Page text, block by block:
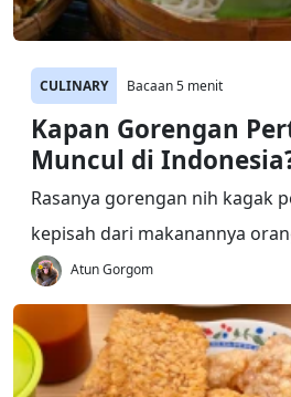
CULINARY Bacaan 5 menit
Kapan Gorengan
Muncul di
Rasanya gorengan nih kagak
kepisah dari makanannya
Atun Gorgom